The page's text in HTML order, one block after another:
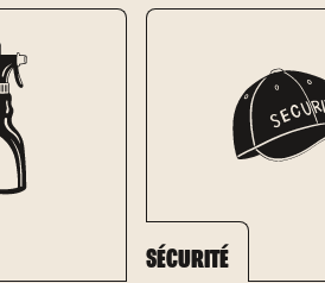
SÉCURITÉ